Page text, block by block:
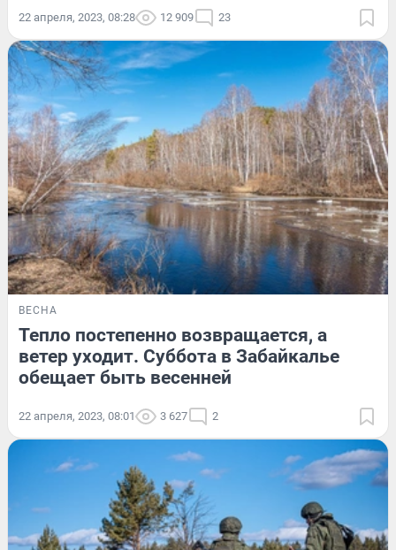
22 апреля, 2023, 08:28 12 909 23
ВЕСНА
Тепло постепенно возвращается, а
ветер уходит. Суббота в Забайкалье
обещает быть весенней
22 апреля, 2023, 08:01 3 627 2